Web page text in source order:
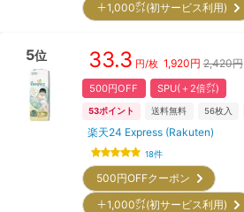
＋1,000㌽(初サービス利用)
5位 33.3 円/枚 1,920円 2,420円
500円OFF SPU(＋2倍㌽)
53ポイント 送料無料 56枚入
楽天24 Express (Rakuten)
18件
500円OFFクーポン
＋1,000㌽(初サービス利用)